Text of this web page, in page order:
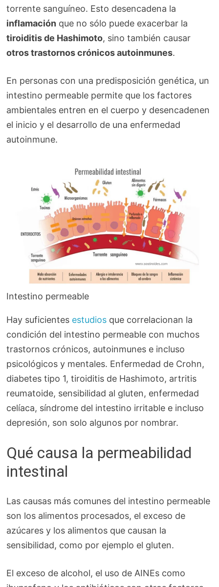
torrente sanguíneo. Esto desencadena la
inflamación que no sólo puede exacerbar la
tiroiditis de Hashimoto, sino también causar
otros trastornos crónicos autoinmunes.
En personas con una predisposición genética, un
intestino permeable permite que los factores
ambientales entren en el cuerpo y desencadenen
el inicio y el desarrollo de una enfermedad
autoinmune.
Intestino permeable
Hay suficientes estudios que correlacionan la
condición del intestino permeable con muchos
trastornos crónicos, autoinmunes e incluso
psicológicos y mentales. Enfermedad de Crohn,
diabetes tipo 1, tiroiditis de Hashimoto, artritis
reumatoide, sensibilidad al gluten, enfermedad
celíaca, síndrome del intestino irritable e incluso
depresión, son solo algunos por nombrar.
Qué causa la permeabilidad
intestinal
Las causas más comunes del intestino permeable
son los alimentos procesados, el exceso de
azúcares y los alimentos que causan la
sensibilidad, como por ejemplo el gluten.
El exceso de alcohol, el uso de AINEs como